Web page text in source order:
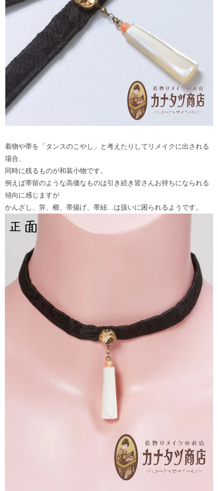
着物や帯を「タンスのこやし」と考えたりしてリメイクに出される
場合、
同時に残るものが和装小物です。
例えば帯留のような高価なものは引き続き皆さんお持ちになられる
傾向に感じますが
かんざし、笄、櫛、帯揚げ、帯紐…は扱いに困られるようです。